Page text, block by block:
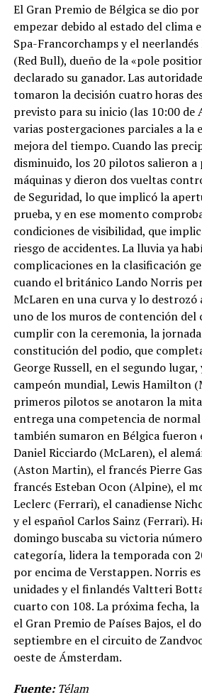
El Gran Premio de Bélgica se dio
empezar debido al estado del clima
Spa-Francorchamps y el
(Red Bull), dueño de la «pole
declarado su ganador. Las
tomaron la decisión cuatro horas
previsto para su inicio (las 10:00 de
varias postergaciones parciales a la
mejora del tiempo. Cuando las
disminuido, los 20 pilotos salieron a
máquinas y dieron dos vueltas
de Seguridad, lo que implicó la
prueba, y en ese momento
condiciones de visibilidad, que
riesgo de accidentes. La lluvia ya
complicaciones en la clasificación
cuando el británico Lando Norris
McLaren en una curva y lo
uno de los muros de contención del
cumplir con la ceremonia, la
constitución del podio, que
George Russell, en el segundo
campeón mundial, Lewis Hamilton
primeros pilotos se anotaron la
entrega una competencia de
también sumaron en Bélgica fueron
Daniel Ricciardo (McLaren), el
(Aston Martin), el francés Pierre
francés Esteban Ocon (Alpine), el
Leclerc (Ferrari), el canadiense
y el español Carlos Sainz (Ferrari).
domingo buscaba su victoria
categoría, lidera la temporada con
por encima de Verstappen. Norris
unidades y el finlandés Valtteri
cuarto con 108. La próxima fecha,
el Gran Premio de Países Bajos, el
septiembre en el circuito de
oeste de Ámsterdam.
Fuente:Télam